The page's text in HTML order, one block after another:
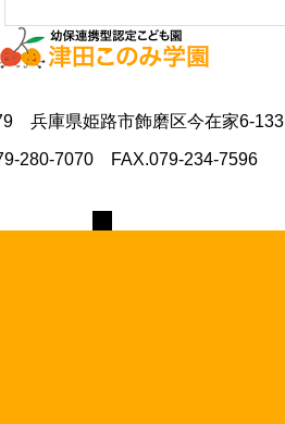
兵庫県姫路市飾磨区今在家6-133
280-7070 FAX.079-234-7596